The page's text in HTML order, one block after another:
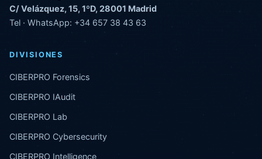
C/ Velázquez, 15, 1ºD, 28001 Madrid
Tel · WhatsApp: +34 657 38 43 63
DIVISIONES
CIBERPRO Forensics
CIBERPRO IAudit
CIBERPRO Lab
CIBERPRO Cybersecurity
CIBERPRO Intelligence